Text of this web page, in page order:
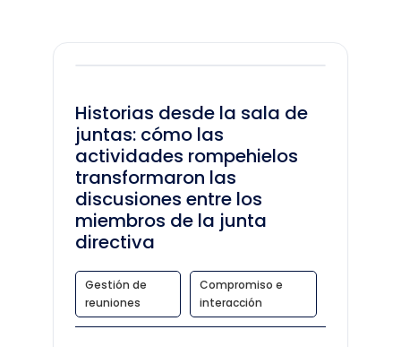
Historias desde la sala de
juntas: cómo las
actividades rompehielos
transformaron las
discusiones entre los
miembros de la junta
directiva
Gestión de
reuniones
Compromiso e
interacción